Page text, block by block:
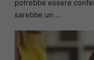
potrebbe essere
sarebbe un …